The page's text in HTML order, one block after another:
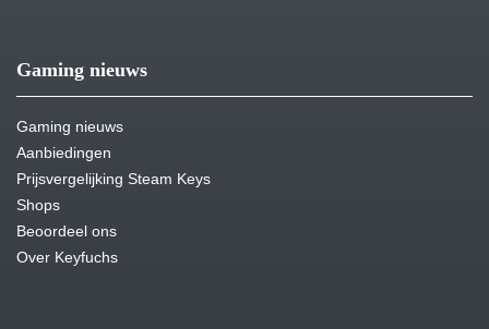
Gaming nieuws
Gaming nieuws
Aanbiedingen
Prijsvergelijking Steam Keys
Shops
Beoordeel ons
Over Keyfuchs